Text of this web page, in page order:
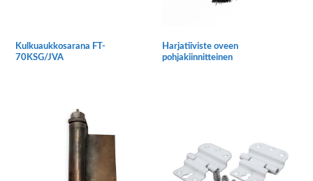
Kulkuaukkosarana FT-
70KSG/JVA
Harjatiiviste oveen
pohjakiinnitteinen
tehdä